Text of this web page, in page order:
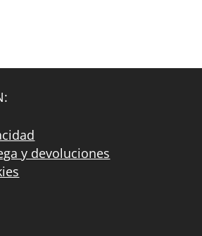
y devoluciones